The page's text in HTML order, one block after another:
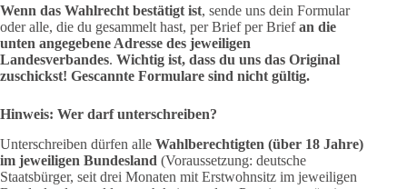
Wenn das Wahlrecht bestätigt ist, sende uns dein Formular
oder alle, die du gesammelt hast, per Brief per Briefan die
unten angegebene Adresse des jeweiligen
Landesverbandes. Wichtig ist, dass du uns das Original
zuschickst! Gescannte Formulare sind nicht gültig.
Hinweis: Wer darf unterschreiben?
Unterschreiben dürfen alle Wahlberechtigten (über 18 Jahre)
im jeweiligen Bundesland (Voraussetzung: deutsche
Staatsbürger, seit drei Monaten mit Erstwohnsitz im jeweiligen